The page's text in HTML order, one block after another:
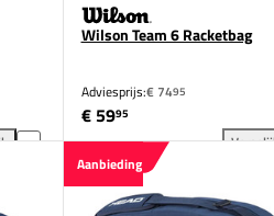
Base 3 Racketbag toevoegen aan vergelijking
Wilson Team 6 Racketbag
Adviesprijs:€ 7495
€ 5995
Aanbieding